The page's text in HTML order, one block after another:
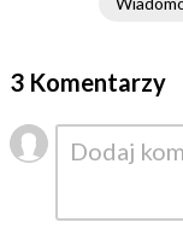
3 Komentarzy